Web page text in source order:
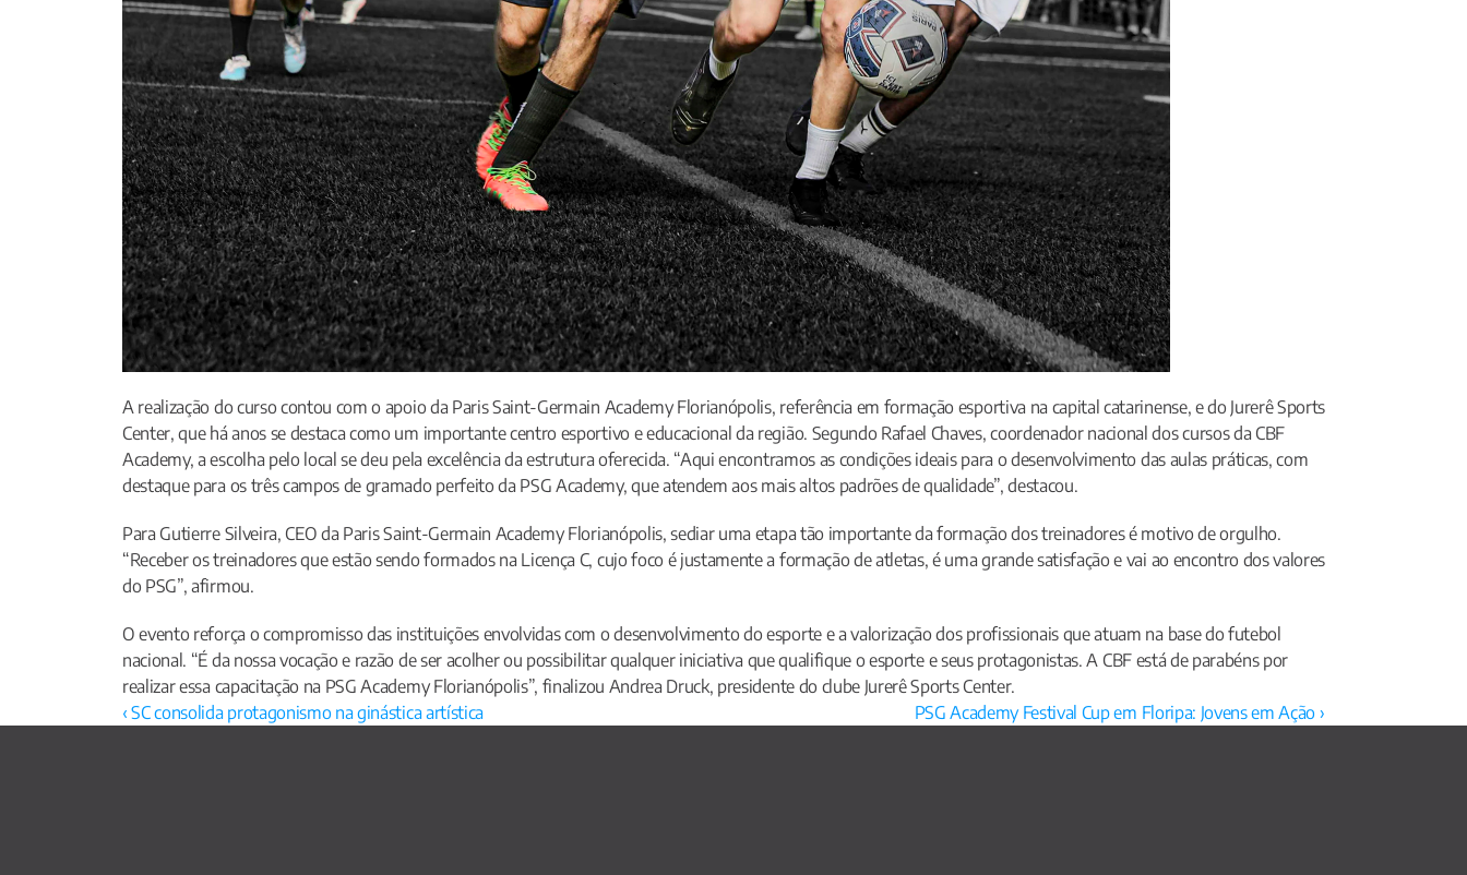
A realização do curso contou com o apoio da Paris Saint-Germain Academy Florianópolis, referência em formação esportiva na capital catarinense, e do Jurerê Sports
Center, que há anos se destaca como um importante centro esportivo e educacional da região. Segundo Rafael Chaves, coordenador nacional dos cursos da CBF
Academy, a escolha pelo local se deu pela excelência da estrutura oferecida. “Aqui encontramos as condições ideais para o desenvolvimento das aulas práticas, com
destaque para os três campos de gramado perfeito da PSG Academy, que atendem aos mais altos padrões de qualidade”, destacou.
Para Gutierre Silveira, CEO da Paris Saint-Germain Academy Florianópolis, sediar uma etapa tão importante da formação dos treinadores é motivo de orgulho.
“Receber os treinadores que estão sendo formados na Licença C, cujo foco é justamente a formação de atletas, é uma grande satisfação e vai ao encontro dos valores
do PSG”, afirmou.
O evento reforça o compromisso das instituições envolvidas com o desenvolvimento do esporte e a valorização dos profissionais que atuam na base do futebol
nacional. “É da nossa vocação e razão de ser acolher ou possibilitar qualquer iniciativa que qualifique o esporte e seus protagonistas. A CBF está de parabéns por
realizar essa capacitação na PSG Academy Florianópolis”, finalizou Andrea Druck, presidente do clube Jurerê Sports Center.
‹ SC consolida protagonismo na ginástica artística
PSG Academy Festival Cup em Floripa: Jovens em Ação ›